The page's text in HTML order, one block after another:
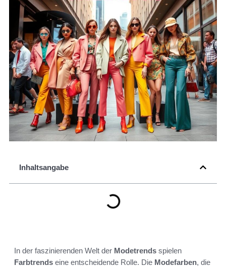
Inhaltsangabe
In der faszinierenden Welt der Modetrends spielen
Farbtrends eine entscheidende Rolle. Die Modefarben, die